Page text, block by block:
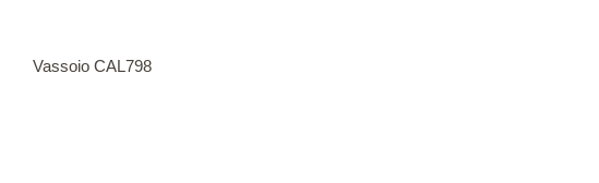
Vassoio CAL798